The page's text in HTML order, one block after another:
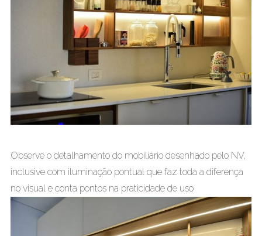
Observe o detalhamento do mobiliário desenhado pelo NV,
inclusive com iluminação pontual que faz toda a diferença
no visual e conta pontos na praticidade de uso